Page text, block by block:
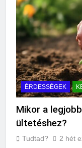
ÉRDESSÉGEK
Mikor a
ültetéshez?
Tudtad? 2 hét